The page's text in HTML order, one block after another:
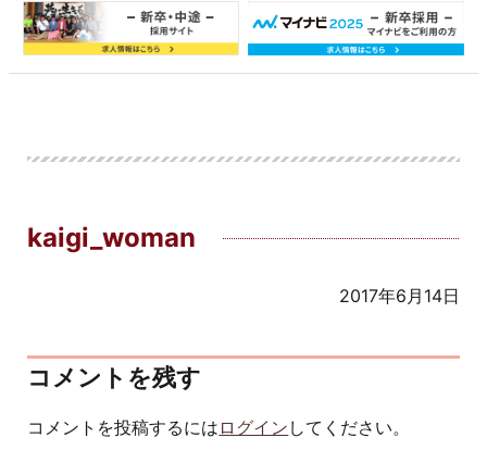
kaigi_woman
2017年6月14日
コメントを残す
コメントを投稿するには ログイン してください。